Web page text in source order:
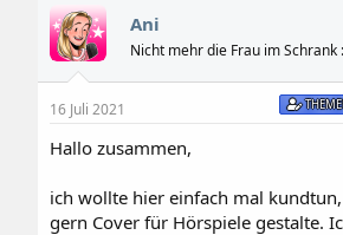
e
l
l
r
e
t
Ani
Nicht mehr die Frau im Schrank
16 Juli 2021
Hallo zusammen,
ich wollte hier einfach mal
gern Cover für Hörspiele gestalte.